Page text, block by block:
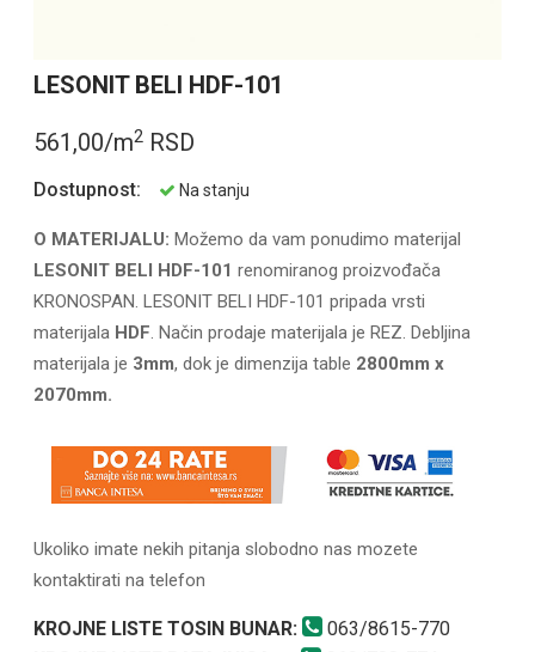
LESONIT BELI HDF-101
561,00/m2 RSD
Dostupnost: Na stanju
O MATERIJALU: Možemo da vam ponudimo materijal
LESONIT BELI HDF-101 renomiranog proizvođača
KRONOSPAN. LESONIT BELI HDF-101 pripada vrsti
materijala HDF. Način prodaje materijala je REZ. Debljina
materijala je 3mm, dok je dimenzija table 2800mm x
2070mm.
Ukoliko imate nekih pitanja slobodno nas mozete
kontaktirati na telefon
KROJNE LISTE TOSIN BUNAR:
063/8615-770